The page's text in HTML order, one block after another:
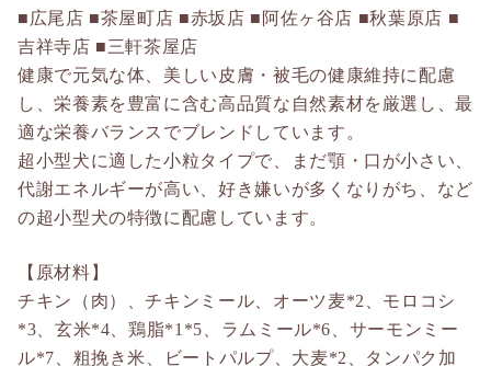
■広尾店 ■茶屋町店 ■赤坂店 ■阿佐ヶ谷店 ■秋葉原店 ■
吉祥寺店 ■三軒茶屋店
健康で元気な体、美しい皮膚・被毛の健康維持に配慮
し、栄養素を豊富に含む高品質な自然素材を厳選し、最
適な栄養バランスでブレンドしています。
超小型犬に適した小粒タイプで、まだ顎・口が小さい、
代謝エネルギーが高い、好き嫌いが多くなりがち、など
の超小型犬の特徴に配慮しています。
【原材料】
チキン（肉）、チキンミール、オーツ麦*2、モロコシ
*3、玄米*4、鶏脂*1*5、ラムミール*6、サーモンミー
ル*7、粗挽き米、ビートパルプ、大麦*2、タンパク加